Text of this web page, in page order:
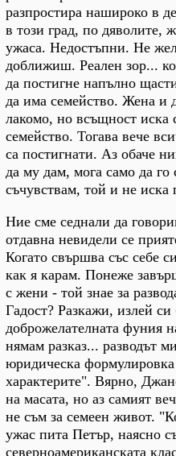
разпростира нашироко в
в този град, по дяволите,
ужаса. Недостъпни. Не
доближиш. Реален зор...
да постигне напълно
да има семейство. Жена и
лакомо, но всъщност иска
семейство. Тогава вече
са постигнати. Аз обаче
да му дам, мога само да
съчувствам, той и не иска
Ние сме седнали да
отдавна невидели се
Когато свършва със себе
как я карам. Понеже
с жени - той знае за
Гадост? Разкажи, излей си
доброжелателната фуния
нямам разказ... разводът
юридическа формулировка
характерите". Вярно,
на масата, но аз самият
не съм за семеен живот.
ужас пита Петър, наясно
северноамериканската